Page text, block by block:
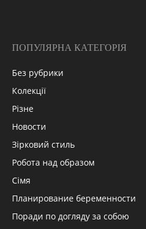
ПОПУЛЯРНА КАТЕГОРІЯ
Без рубрики
Колекції
Різне
Новости
Зірковий стиль
Робота над образом
Сімя
Планирование беременности
Поради по догляду за собою